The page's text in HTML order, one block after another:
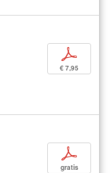
p
€ 7,95
p
gratis